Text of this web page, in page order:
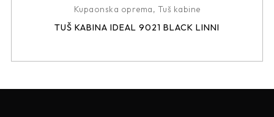
Kupaonska oprema, Tuš kabine
TUŠ KABINA IDEAL 9021 BLACK LINNI